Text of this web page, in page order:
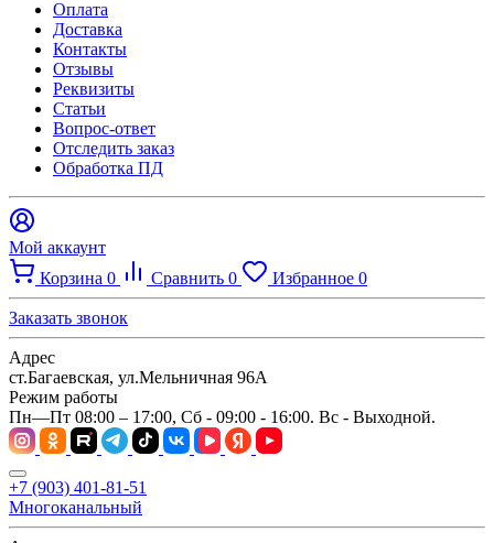
Оплата
Доставка
Контакты
Отзывы
Реквизиты
Статьи
Вопрос-ответ
Отследить заказ
Обработка ПД
Мой аккаунт
Корзина 0 Сравнить 0 Избранное 0
Заказать звонок
Адрес
ст.Багаевская, ул.Мельничная 96А
Режим работы
Пн—Пт 08:00 – 17:00, Сб - 09:00 - 16:00. Вс - Выходной.
+7 (903) 401-81-51
Многоканальный